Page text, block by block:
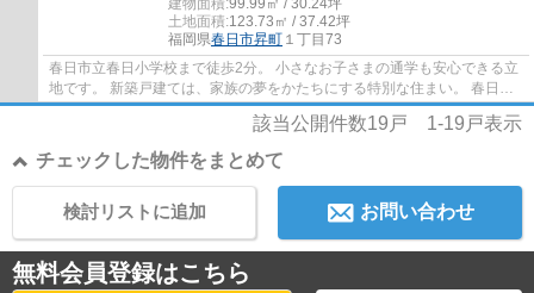
建物面積:99.99㎡ / 30.24坪
土地面積:123.73㎡ / 37.42坪
福岡県春日市昇町 １丁目73
春日市立春日小学校まで徒歩2分。 小さなお子さまの通学も安心できる立
地です。 新築戸建ては、家族の夢をかたちにする特別な住まい。 春日市
での住まい探しを、当社スタッフが丁寧に...
該当公開件数19 戸 1-19 戸表示
チェックした物件をまとめて
お問い合わせ
検討リストに追加
無料会員登録はこちら